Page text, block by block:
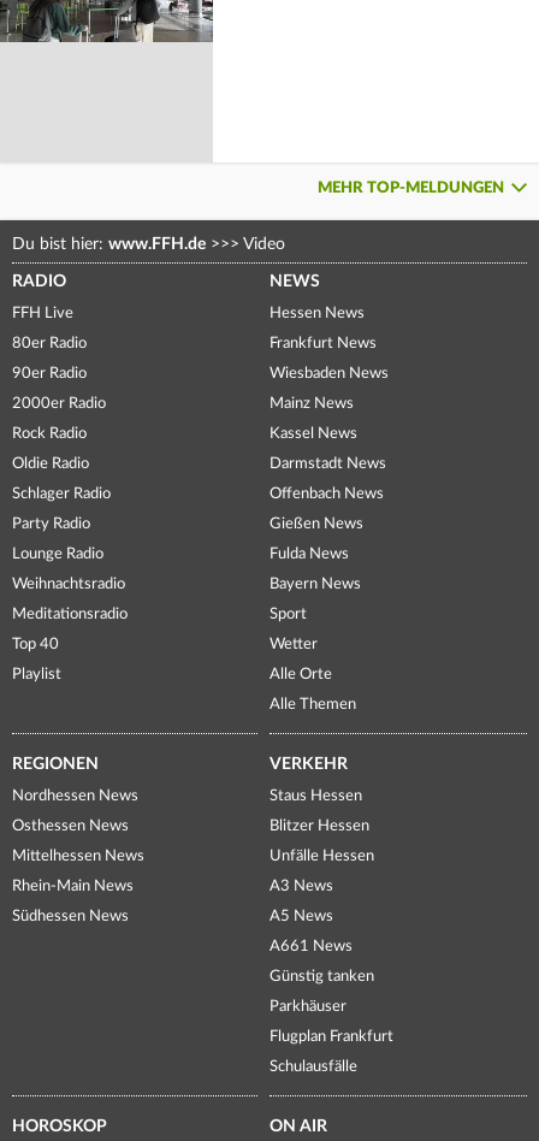
MEHR TOP-MELDUNGEN
Du bist hier: www.FFH.de >>> Video
RADIO
FFH Live
80er Radio
90er Radio
2000er Radio
Rock Radio
Oldie Radio
Schlager Radio
Party Radio
Lounge Radio
Weihnachtsradio
Meditationsradio
Top 40
Playlist
NEWS
Hessen News
Frankfurt News
Wiesbaden News
Mainz News
Kassel News
Darmstadt News
Offenbach News
Gießen News
Fulda News
Bayern News
Sport
Wetter
Alle Orte
Alle Themen
REGIONEN
Nordhessen News
Osthessen News
Mittelhessen News
Rhein-Main News
Südhessen News
VERKEHR
Staus Hessen
Blitzer Hessen
Unfälle Hessen
A3 News
A5 News
A661 News
Günstig tanken
Parkhäuser
Flugplan Frankfurt
Schulausfälle
HOROSKOP ON AIR